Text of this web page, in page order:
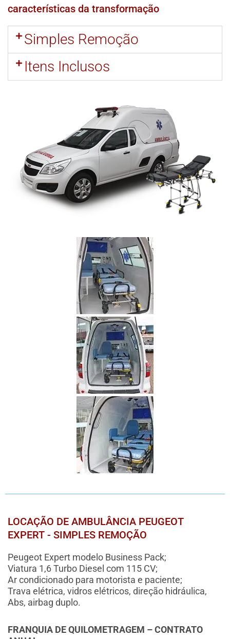
características da transformação
Simples Remoção
Itens Inclusos
LOCAÇÃO DE AMBULÂNCIA PEUGEOT
EXPERT - SIMPLES REMOÇÃO
Peugeot Expert modelo Business Pack;
Viatura 1,6 Turbo Diesel com 115 CV;
Ar condicionado para motorista e paciente;
Trava elétrica, vidros elétricos, direção hidráulica,
Abs, airbag duplo.
FRANQUIA DE QUILOMETRAGEM – CONTRATO